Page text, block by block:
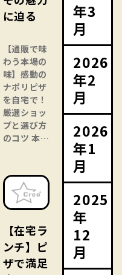
に迫る
【通販で味
わう本場の
味】感動の
ナポリピザ
を自宅で！
厳選ショッ
プと選び方
のコツ 本…
【在宅ラ
ンチ】ピ
ザで満足
年3
月
2026
年2
月
2026
年1
月
2025
年
12
月